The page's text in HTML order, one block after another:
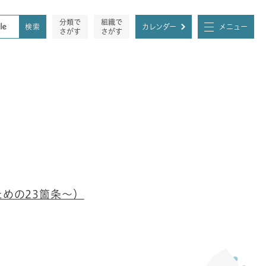
分類で
さがす
組織で
さがす
カレンダー メニュー
の23箇条～）